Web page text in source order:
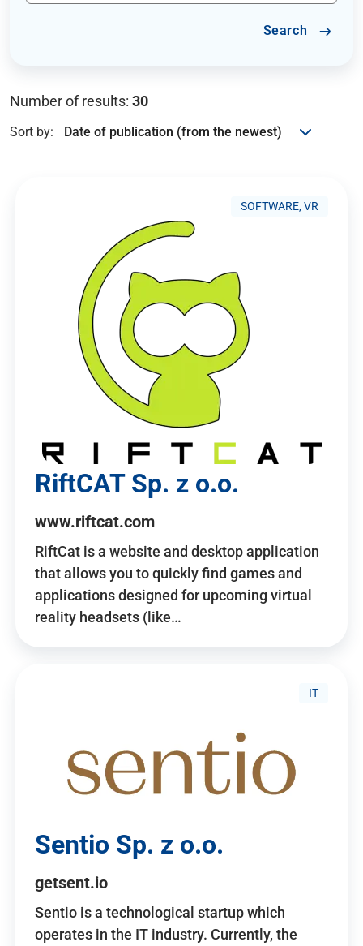
Search
Number of results: 30
Sort by:
SOFTWARE, VR
RiftCAT Sp. z o.o.
www.riftcat.com
RiftCat is a website and desktop application
that allows you to quickly find games and
applications designed for upcoming virtual
reality headsets (like…
IT
Sentio Sp. z o.o.
getsent.io
Sentio is a technological startup which
operates in the IT industry. Currently, the